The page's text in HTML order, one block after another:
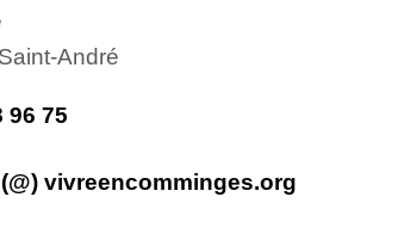
Saint-André
96 75
vivreencomminges.org